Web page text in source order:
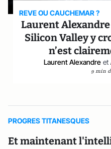
REVE OU CAUCHEMAR ?
Laurent
Silicon Valley y
n’est
Laurent Alexandre et
9 min
PROGRES TITANESQUES
Et maintenant